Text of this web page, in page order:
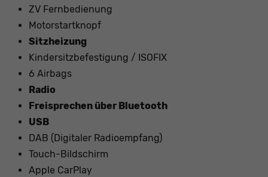
ZV Fernbedienung
Motorstartknopf
Sitzheizung
Kindersitzbefestigung / ISOFIX
6 Airbags
Radio
Freisprechen über Bluetooth
USB
DAB (Digitaler Radioempfang)
Touch-Bildschirm
Apple CarPlay